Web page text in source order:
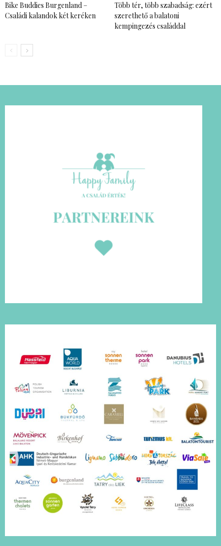
Bike Buddies Burgenland –
Családi kalandok két keréken
Több tér, több szabadság: ezért
szerethető a balatoni
kempingezés családdal